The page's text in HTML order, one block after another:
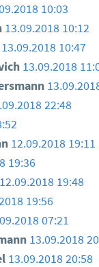
10:03
13.09.2018 10:12
13.09.2018 10:47
13.09.2018
22:48
12.09.2018 19:11
19:36
12.09.2018 19:48
19:56
07:21
13.09.2018
13.09.2018 20:58